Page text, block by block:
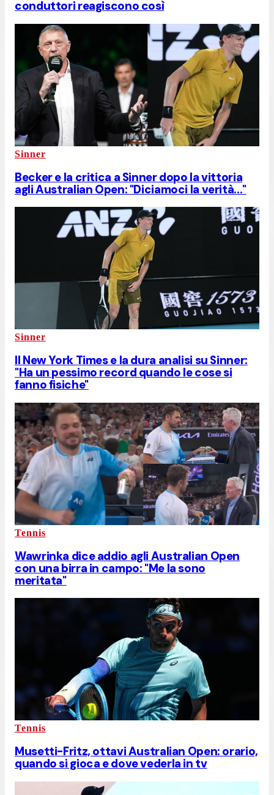
conduttori reagiscono così
Sinner
Becker e la critica a Sinner dopo la vittoria
agli Australian Open: "Diciamoci la verità..."
Sinner
Il New York Times e la dura analisi su Sinner:
"Ha un pessimo record quando le cose si
fanno fisiche"
Tennis
Wawrinka dice addio agli Australian Open
con una birra in campo: "Me la sono
meritata"
Tennis
Musetti-Fritz, ottavi Australian Open: orario,
quando si gioca e dove vederla in tv